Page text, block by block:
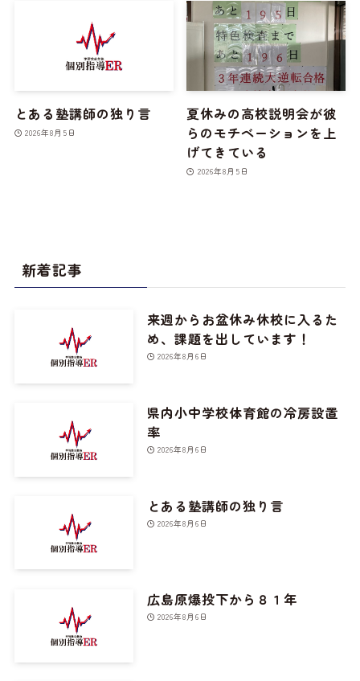
とある塾講師の独り言
2026年8月5日
夏休みの高校説明会が彼
らのモチベーションを上
げてきている
2026年8月5日
新着記事
来週からお盆休み休校に入るた
め、課題を出しています！
2026年8月6日
県内小中学校体育館の冷房設置
率
2026年8月6日
とある塾講師の独り言
2026年8月6日
広島原爆投下から８１年
2026年8月6日